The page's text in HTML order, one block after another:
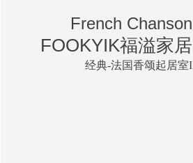
French Chanson
FOOKYIK福溢家居
经典-法国香颂起居室I